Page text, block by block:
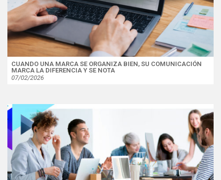
CUANDO UNA MARCA SE ORGANIZA BIEN, SU COMUNICACIÓN
MARCA LA DIFERENCIA Y SE NOTA
07/02/2026